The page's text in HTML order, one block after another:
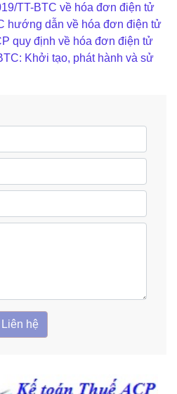
TT-BTC về hóa đơn điện tử
hướng dẫn về hóa đơn điện tử
quy định về hóa đơn điện tử
Khởi tạo, phát hành và sử
Liên hệ